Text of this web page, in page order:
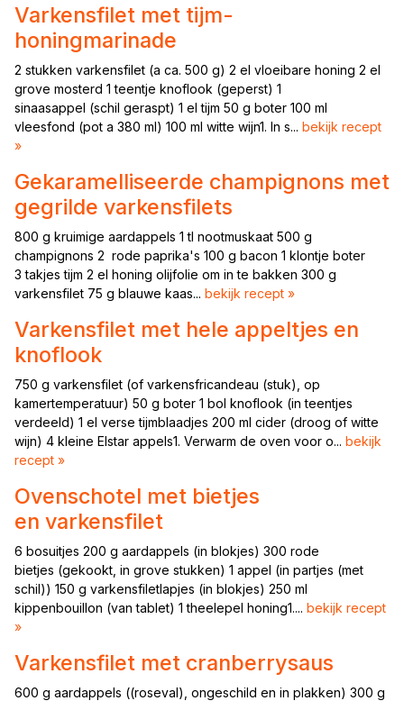
Varkensfilet met tijm-
honingmarinade
2 stukken varkensfilet (a ca. 500 g) 2 el vloeibare honing 2 el
grove mosterd 1 teentje knoflook (geperst) 1
sinaasappel (schil geraspt) 1 el tijm 50 g boter 100 ml
vleesfond (pot a 380 ml) 100 ml witte wijn1. In s... bekijk recept
»
Gekaramelliseerde champignons met
gegrilde varkensfilets
800 g kruimige aardappels 1 tl nootmuskaat 500 g
champignons 2 rode paprika's 100 g bacon 1 klontje boter
3 takjes tijm 2 el honing olijfolie om in te bakken 300 g
varkensfilet 75 g blauwe kaas... bekijk recept »
Varkensfilet met hele appeltjes en
knoflook
750 g varkensfilet (of varkensfricandeau (stuk), op
kamertemperatuur) 50 g boter 1 bol knoflook (in teentjes
verdeeld) 1 el verse tijmblaadjes 200 ml cider (droog of witte
wijn) 4 kleine Elstar appels1. Verwarm de oven voor o... bekijk
recept »
Ovenschotel met bietjes
en varkensfilet
6 bosuitjes 200 g aardappels (in blokjes) 300 rode
bietjes (gekookt, in grove stukken) 1 appel (in partjes (met
schil)) 150 g varkensfiletlapjes (in blokjes) 250 ml
kippenbouillon (van tablet) 1 theelepel honing1.... bekijk recept
»
Varkensfilet met cranberrysaus
600 g aardappels ((roseval), ongeschild en in plakken) 300 g